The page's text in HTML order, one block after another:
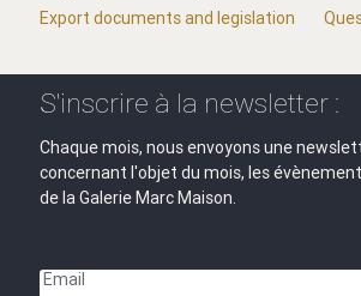
Export documents and legislation
S'inscrire à la newsletter :
Chaque mois, nous envoyons une
concernant l'objet du mois, les
de la Galerie Marc Maison.
Email